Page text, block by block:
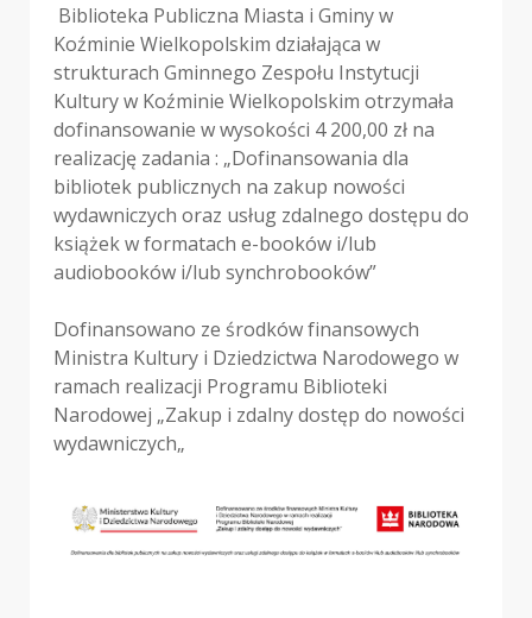
Biblioteka Publiczna Miasta i Gminy w
Koźminie Wielkopolskim działająca w
strukturach Gminnego Zespołu Instytucji
Kultury w Koźminie Wielkopolskim otrzymała
dofinansowanie w wysokości 4 200,00 zł na
realizację zadania : „Dofinansowania dla
bibliotek publicznych na zakup nowości
wydawniczych oraz usług zdalnego dostępu do
książek w formatach e-booków i/lub
audiobooków i/lub synchrobooków”
Dofinansowano ze środków finansowych
Ministra Kultury i Dziedzictwa Narodowego w
ramach realizacji Programu Biblioteki
Narodowej „Zakup i zdalny dostęp do nowości
wydawniczych„